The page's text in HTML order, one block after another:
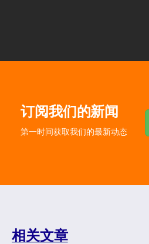
订阅我们的新闻
第一时间获取我们的最新动态
相关文章